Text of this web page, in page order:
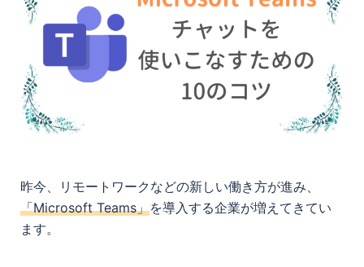
昨今、リモートワークなどの新しい働き方が進み、
「Microsoft Teams」を導入する企業が増えてきてい
ます。